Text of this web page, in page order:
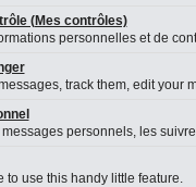
(Mes contrôles)
personnelles et de
track them, edit your
personnels, les
to use this handy little feature.